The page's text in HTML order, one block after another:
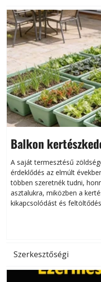
Balkon
Helytakarékos
A saját termesztésű
érdeklődés az elmúlt
többen szeretnék tudni,
asztalukra, miközben a
kikapcsolódást és
Szerkesztőségi